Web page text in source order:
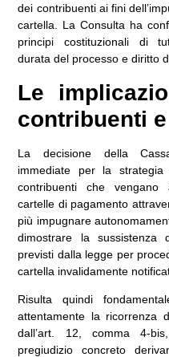
dei contribuenti ai fini
cartella. La Consulta ha
principi costituzionali di
durata del processo e diritto
Le
contribuenti
La decisione della
immediate per la
contribuenti che vengano
cartelle di pagamento
più impugnare
dimostrare la sussistenza
previsti dalla legge per
cartella invalidamente
Risulta quindi
attentamente la ricorrenza
dall’art. 12, comma 4-
pregiudizio concreto